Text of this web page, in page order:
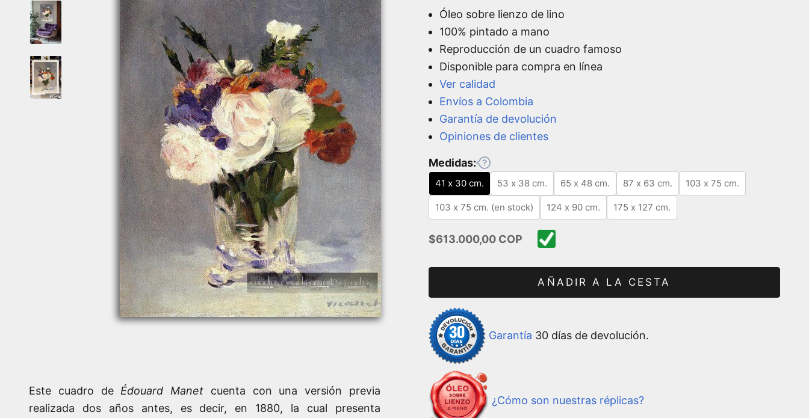
Óleo sobre lienzo de lino
100% pintado a mano
Reproducción de un cuadro famoso
Disponible para compra en línea
Ver calidad
Envíos a Colombia
Garantía de devolución
Opiniones de clientes
Medidas:
41 x 30 cm. 53 x 38 cm. 65 x 48 cm. 87 x 63 cm. 103 x 75 cm.
103 x 75 cm. (en stock) 124 x 90 cm. 175 x 127 cm.
Precio de oferta
$613.000,00 COP
AÑADIR A LA CESTA
Garantía 30 días de devolución.
¿Cómo son nuestras réplicas?
Este cuadro de Édouard Manet cuenta con una versión previa
realizada dos años antes, es decir, en 1880, la cual presenta